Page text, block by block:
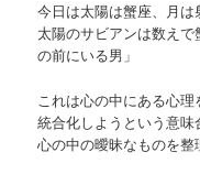
今日は太陽は蟹座、月は
太陽のサビアンは数え
の前にいる男」
これは心の中にある心
統合化しようという意味
心の中の曖昧なものを整